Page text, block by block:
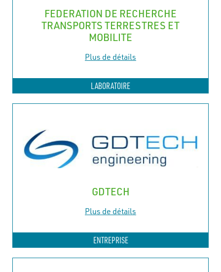
FEDERATION DE RECHERCHE
TRANSPORTS TERRESTRES ET
MOBILITE
Plus de détails
LABORATOIRE
GDTECH
Plus de détails
ENTREPRISE